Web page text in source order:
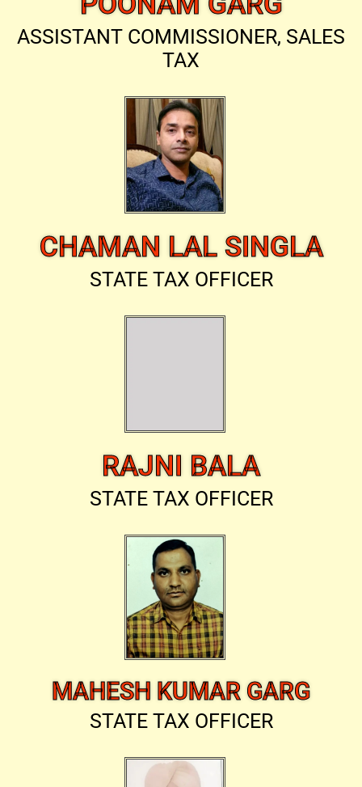
ASSISTANT COMMISSIONER, SALES
TAX
CHAMAN LAL SINGLA
STATE TAX OFFICER
RAJNI BALA
STATE TAX OFFICER
MAHESH KUMAR GARG
STATE TAX OFFICER